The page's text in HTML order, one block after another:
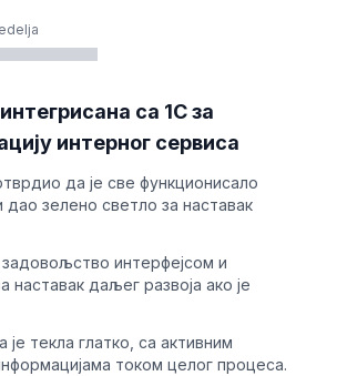
са 1С за
интерног сервиса
да је све функционисало
дао зелено светло за наставак
интерфејсом и
наставак даљег развоја ако је
је текла глатко, са активним
током целог процеса.